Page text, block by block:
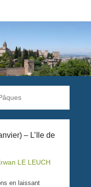
– L’Ile de
LE LEUCH
en laissant